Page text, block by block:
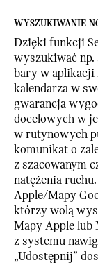
WYSZUKIWANIE
Dzięki funkcji
wyszukiwać np.
bary w aplikacji
kalendarza w
gwarancja
docelowych w
w rutynowych
komunikat o
z szacowanym
natężenia
Apple/Mapy
którzy wolą
Mapy Apple lub
z systemu
„Udostępnij”